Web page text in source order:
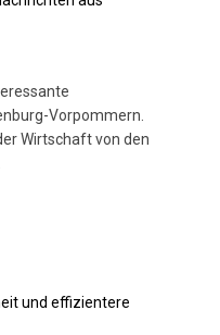
Vorpommern.
Wirtschaft von den
und effizientere